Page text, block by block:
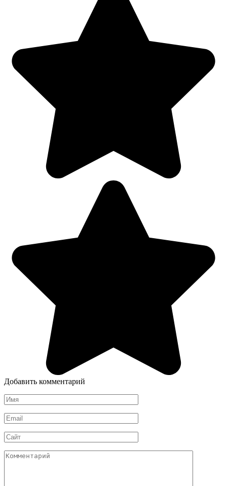
Добавить комментарий
Имя
*
Email
*
Сайт
Комментарий